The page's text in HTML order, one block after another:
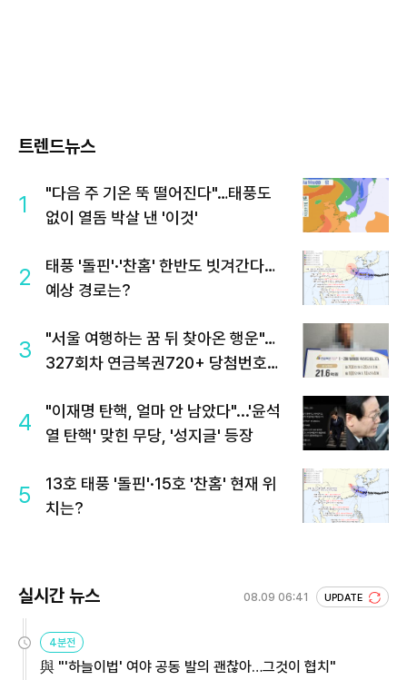
트렌드뉴스
1
"다음 주 기온 뚝 떨어진다"…태풍도
없이 열돔 박살 낸 '이것'
2
태풍 '돌핀'·'찬홈' 한반도 빗겨간다…
예상 경로는?
3
"서울 여행하는 꿈 뒤 찾아온 행운"…
327회차 연금복권720+ 당첨번호조
4
"이재명 탄핵, 얼마 안 남았다"...'윤석
열 탄핵' 맞힌 무당, '성지글' 등장
5
13호 태풍 '돌핀'·15호 '찬홈' 현재 위
치는?
실시간 뉴스 08.09 06:41 UPDATE
4분전
與 "'하늘이법' 여야 공동 발의 괜찮아…그것이 협치"